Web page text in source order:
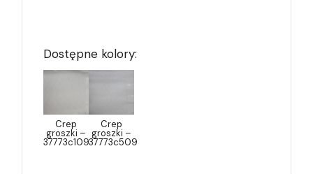
Dostępne kolory:
Crep
groszki –
37773c109
Crep
groszki –
37773c509